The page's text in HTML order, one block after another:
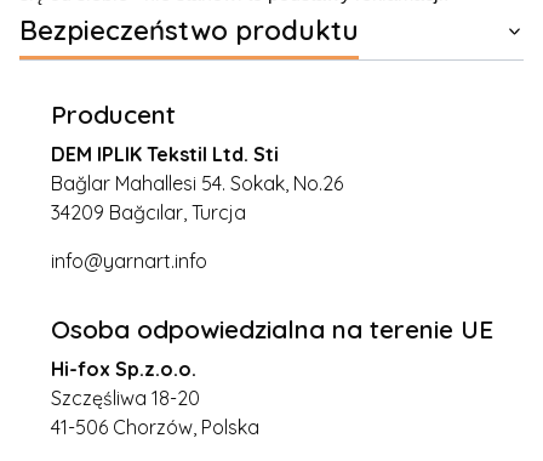
Bezpieczeństwo produktu
Producent
DEM IPLIK Tekstil Ltd. Sti
Bağlar Mahallesi 54. Sokak, No.26
34209 Bağcılar, Turcja
info@yarnart.info
Osoba odpowiedzialna na terenie UE
Hi-fox Sp.z.o.o.
Szczęśliwa 18-20
41-506 Chorzów, Polska